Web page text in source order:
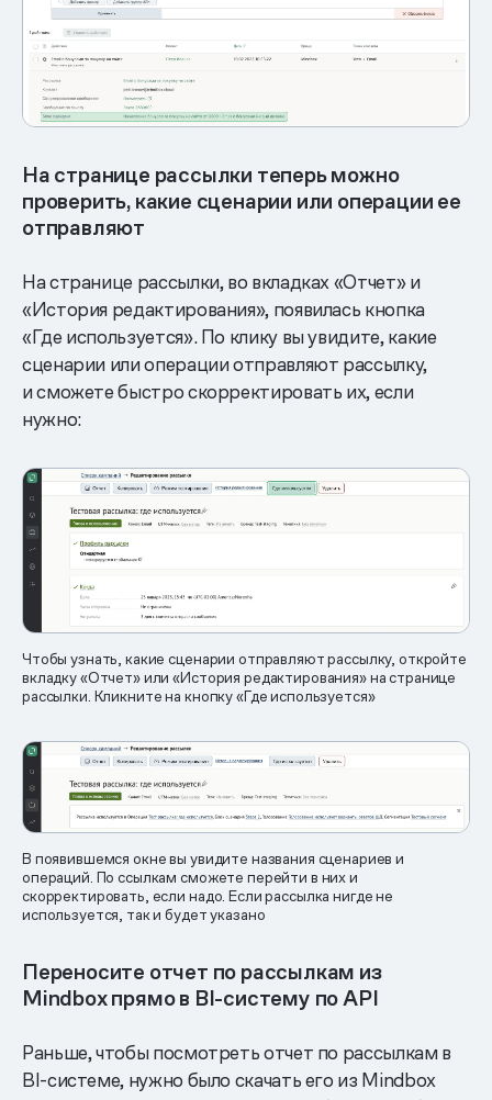
На странице рассылки теперь можно
проверить, какие сценарии или операции ее
отправляют
На странице рассылки, во вкладках «Отчет» и
«История редактирования», появилась кнопка
«Где используется». По клику вы увидите, какие
сценарии или операции отправляют рассылку,
и сможете быстро скорректировать их, если
нужно:
Чтобы узнать, какие сценарии отправляют рассылку, откройте
вкладку «Отчет» или «История редактирования» на странице
рассылки. Кликните на кнопку «Где используется»
В появившемся окне вы увидите названия сценариев и
операций. По ссылкам сможете перейти в них и
скорректировать, если надо. Если рассылка нигде не
используется, так и будет указано
Переносите отчет по рассылкам из
Mindbox прямо в BI-систему по API
Раньше, чтобы посмотреть отчет по рассылкам в
BI-системе, нужно было скачать его из Mindbox